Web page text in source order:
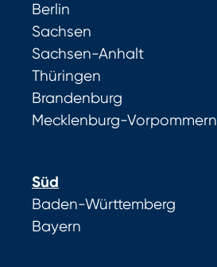
Berlin
Sachsen
Sachsen-Anhalt
Thüringen
Brandenburg
Mecklenburg-Vorpommern
Süd
Baden-Württemberg
Bayern